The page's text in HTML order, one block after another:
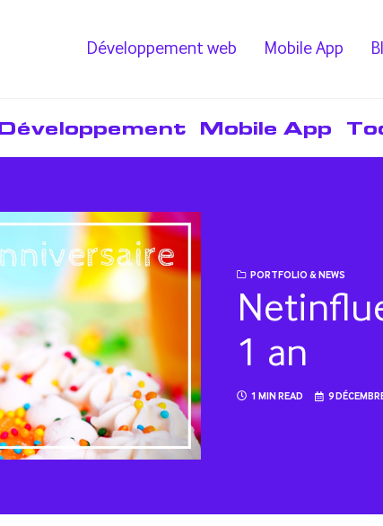
Mobile App
Développement web
Mobile App
PORTFOLIO & NEWS
1 an
1 MIN READ 9